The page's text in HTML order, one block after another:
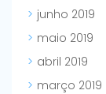
junho 2019
maio 2019
abril 2019
março 2019